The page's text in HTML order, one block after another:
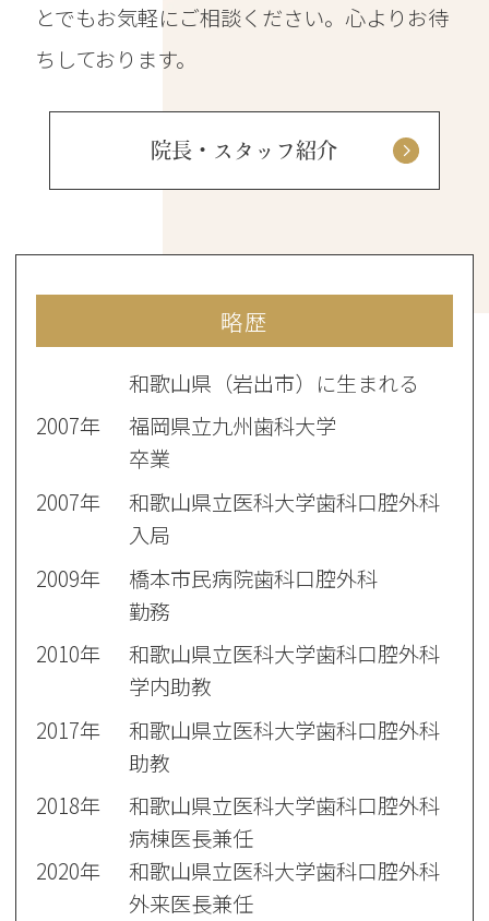
とでもお気軽にご相談ください。心よりお待
ちしております。
院長・スタッフ紹介
略歴
和歌山県（岩出市）に生まれる
2007年
福岡県立九州歯科大学
卒業
2007年
和歌山県立医科大学歯科口腔外科
入局
2009年
橋本市民病院歯科口腔外科
勤務
2010年
和歌山県立医科大学歯科口腔外科
学内助教
2017年
和歌山県立医科大学歯科口腔外科
助教
2018年
和歌山県立医科大学歯科口腔外科
病棟医長兼任
2020年
和歌山県立医科大学歯科口腔外科
外来医長兼任